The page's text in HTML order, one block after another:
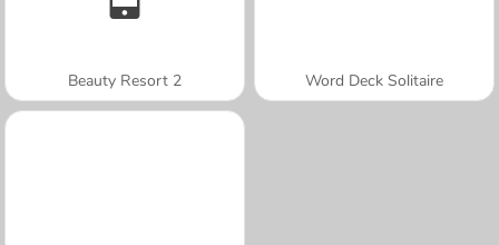
Beauty Resort 2 Word Deck Solitaire